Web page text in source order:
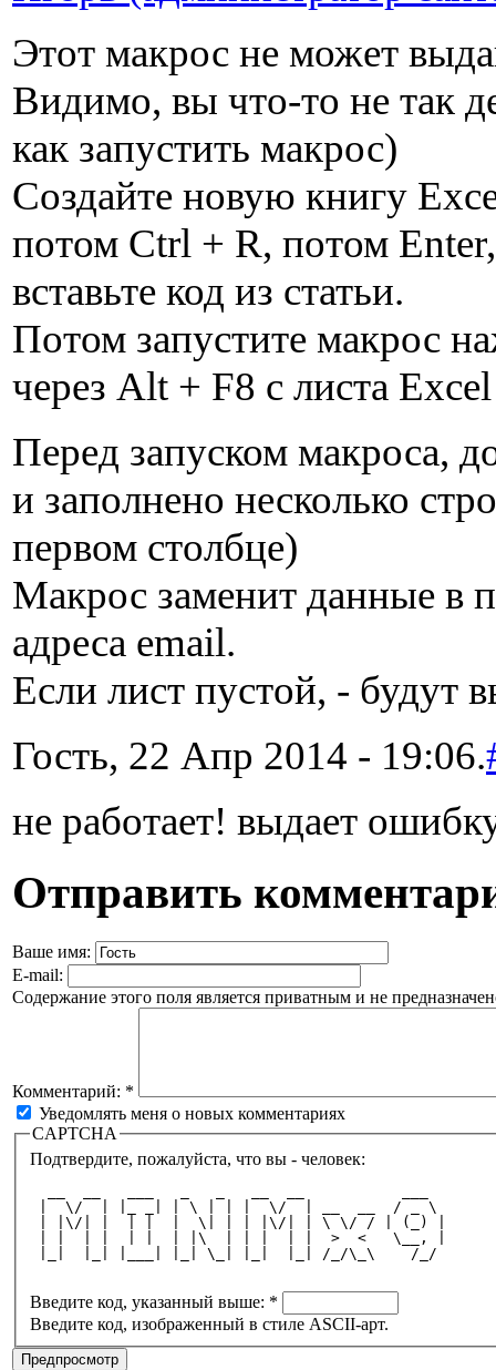
Этот макрос не может
Видимо, вы что-то не так
как запустить макрос)
Создайте новую книгу
потом Ctrl + R, потом
вставьте код из статьи.
Потом запустите макрос
через Alt + F8 с листа Excel
Перед запуском макроса,
и заполнено несколько
первом столбце)
Макрос заменит данные в
адреса email.
Если лист пустой, - будут
Гость, 22 Апр 2014 - 19:06.
не работает! выдает
Отправить
Ваше имя:
E-mail:
Содержание этого поля является приватным и не
Комментарий: *
Уведомлять меня о новых комментариях
CAPTCHA
Подтвердите, пожалуйста, что вы - человек:
|  \/  | |_ _| | \ | | |  \/  | __  __  / _ \
| |\/| |  | |  |  \| | | |\/| | \ \/ / | (_) |
| |  | |  | |  | |\  | | |  | |  >  <   \__, |
|_|  |_| |___| |_| \_| |_|  |_| /_/\_\    /_/
Введите код, указанный выше: *
Введите код, изображенный в стиле ASCII-арт.